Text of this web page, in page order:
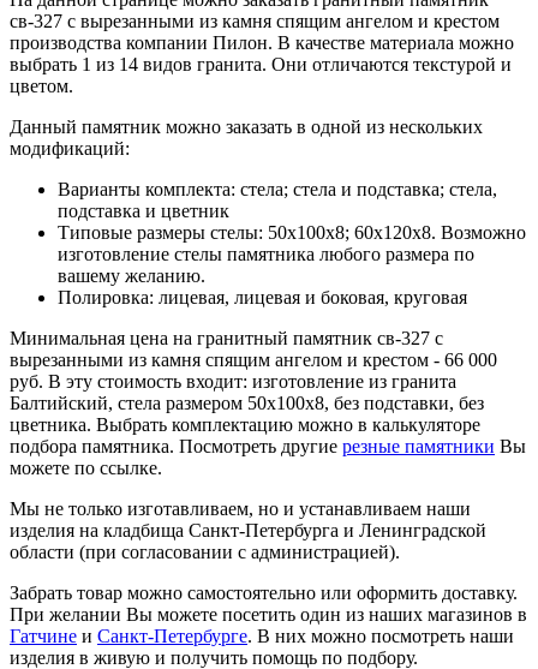
св-327 с вырезанными из камня спящим ангелом и крестом
производства компании Пилон. В качестве материала можно
выбрать 1 из 14 видов гранита. Они отличаются текстурой и
цветом.
Данный памятник можно заказать в одной из нескольких
модификаций:
Варианты комплекта: стела; стела и подставка; стела,
подставка и цветник
Типовые размеры стелы: 50х100х8; 60х120х8. Возможно
изготовление стелы памятника любого размера по
вашему желанию.
Полировка: лицевая, лицевая и боковая, круговая
Минимальная цена на гранитный памятник св-327 с
вырезанными из камня спящим ангелом и крестом - 66 000
руб. В эту стоимость входит: изготовление из гранита
Балтийский, стела размером 50х100х8, без подставки, без
цветника. Выбрать комплектацию можно в калькуляторе
подбора памятника. Посмотреть другие резные памятники Вы
можете по ссылке.
Мы не только изготавливаем, но и устанавливаем наши
изделия на кладбища Санкт-Петербурга и Ленинградской
области (при согласовании с администрацией).
Забрать товар можно самостоятельно или оформить доставку.
При желании Вы можете посетить один из наших магазинов в
Гатчине и Санкт-Петербурге. В них можно посмотреть наши
изделия в живую и получить помощь по подбору.